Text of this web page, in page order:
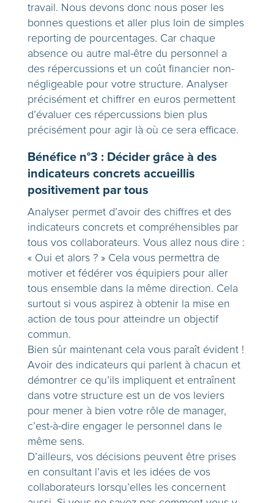
travail. Nous devons donc nous poser les
bonnes questions et aller plus loin de simples
reporting de pourcentages. Car chaque
absence ou autre mal-être du personnel a
des répercussions et un coût financier non-
négligeable pour votre structure. Analyser
précisément et chiffrer en euros permettent
d’évaluer ces répercussions bien plus
précisément pour agir là où ce sera efficace.
Bénéfice n°3 : Décider grâce à des
indicateurs concrets accueillis
positivement par tous
Analyser permet d’avoir des chiffres et des
indicateurs concrets et compréhensibles par
tous vos collaborateurs. Vous allez nous dire :
« Oui et alors ? » Cela vous permettra de
motiver et fédérer vos équipiers pour aller
tous ensemble dans la même direction. Cela
surtout si vous aspirez à obtenir la mise en
action de tous pour atteindre un objectif
commun.
Bien sûr maintenant cela vous paraît évident !
Avoir des indicateurs qui parlent à chacun et
démontrer ce qu’ils impliquent et entraînent
dans votre structure est un de vos leviers
pour mener à bien votre rôle de manager,
c’est-à-dire engager le personnel dans le
même sens.
D’ailleurs, vos décisions peuvent être prises
en consultant l’avis et les idées de vos
collaborateurs lorsqu’elles les concernent